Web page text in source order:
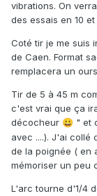
vibrations. On
des essais en 10 et
Coté tir je me suis
de Caen. Format
remplacera un
Tir de 5 à 45 m
c'est vrai que ça
décocheur 😀 " et
avec ....). J'ai collé
de la poignée ( en
mémoriser un peu
L'arc tourne d'1/4